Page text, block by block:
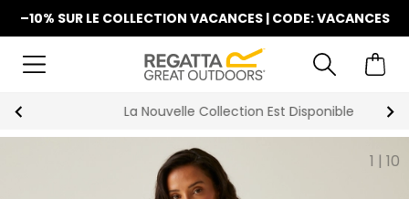
–10% SUR LE COLLECTION VACANCES | CODE: VACANCES
La Nouvelle Collection Est Disponible
1 | 10